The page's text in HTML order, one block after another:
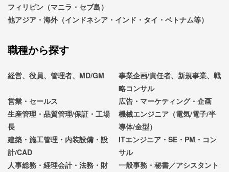
フィリピン（マニラ・セブ島）
他アジア・海外（インドネシア・インド・タイ・ベトナム等）
職種から探す
経営、役員、管理者、MD/GM
事業企画/責任者、新規事業、戦
略コンサル
営業・セールス
広告・マーケティング・企画
生産管理・品質管理/保証・工場
長
機械エンジニア（電気/電子/半
導体/金型）
建築・施工管理・内装設備・設
計/CAD
ITエンジニア・SE・PM・コン
サル
人事総務・経理会計・法務・財
一般事務・秘書／アシスタント